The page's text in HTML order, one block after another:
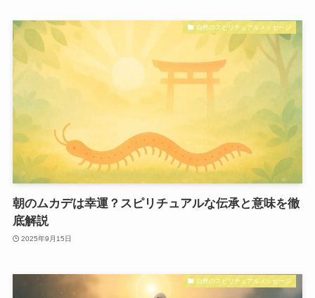
自然のスピリチュアルメッセージ
朝のムカデは幸運？スピリチュアルな伝承と意味を徹
底解説
2025年9月15日
自然のスピリチュアルメッセージ